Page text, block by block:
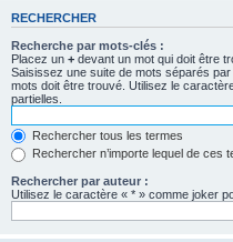
RECHERCHER
Recherche par mots-clés :
Placez un + devant un mot qui doit être
Saisissez une suite de mots séparés par
mots doit être trouvé. Utilisez le
partielles.
Rechercher tous les termes
Rechercher n’importe lequel de ces
Rechercher par auteur :
Utilisez le caractère « * » comme joker